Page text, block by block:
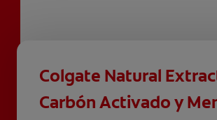
Colgate Natural
Carbón Activado y